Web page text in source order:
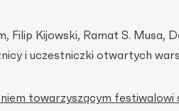
Filip Kijowski, Ramat S. Musa,
i uczestniczki otwartych
towarzyszącym festiwalowi